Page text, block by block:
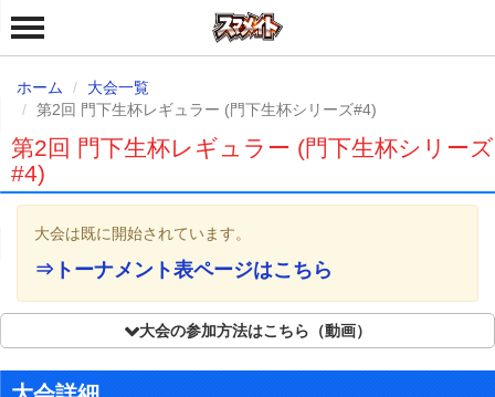
ホーム
大会一覧
第2回 門下生杯レギュラー (門下生杯シリーズ#4)
第2回 門下生杯レギュラー (門下生杯シリーズ
#4)
大会は既に開始されています。
⇒トーナメント表ページはこちら
大会の参加方法はこちら（動画）